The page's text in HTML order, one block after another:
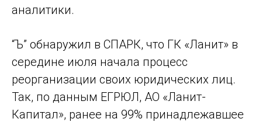
аналитики.
“Ъ” обнаружил в СПАРК, что ГК «Ланит» в
середине июля начала процесс
реорганизации своих юридических лиц.
Так, по данным ЕГРЮЛ, АО «Ланит-
Капитал», ранее на 99% принадлежавшее